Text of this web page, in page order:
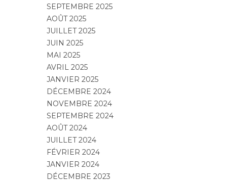
SEPTEMBRE 2025
AOÛT 2025
JUILLET 2025
JUIN 2025
MAI 2025
AVRIL 2025
JANVIER 2025
DÉCEMBRE 2024
NOVEMBRE 2024
SEPTEMBRE 2024
AOÛT 2024
JUILLET 2024
FÉVRIER 2024
JANVIER 2024
DÉCEMBRE 2023